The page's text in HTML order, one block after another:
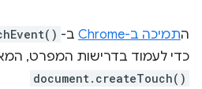
התמיכה ב-Chrome ב-
כדי לעמוד בדרישות המפרט,
document.createTouch()